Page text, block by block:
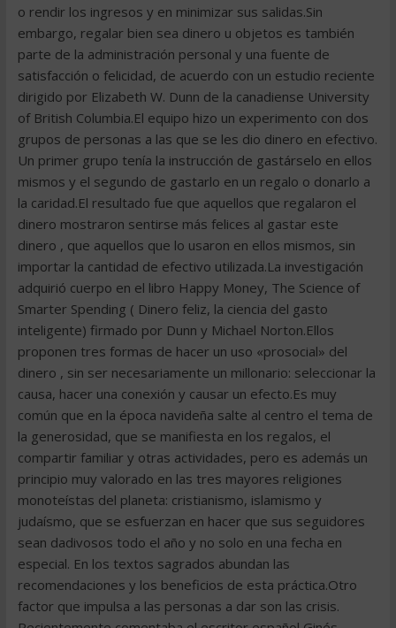
o rendir los ingresos y en minimizar sus salidas.Sin
embargo, regalar bien sea dinero u objetos es también
parte de la administración personal y una fuente de
satisfacción o felicidad, de acuerdo con un estudio reciente
dirigido por Elizabeth W. Dunn de la canadiense University
of British Columbia.El equipo hizo un experimento con dos
grupos de personas a las que se les dio dinero en efectivo.
Un primer grupo tenía la instrucción de gastárselo en ellos
mismos y el segundo de gastarlo en un regalo o donarlo a
la caridad.El resultado fue que aquellos que regalaron el
dinero mostraron sentirse más felices al gastar este
dinero , que aquellos que lo usaron en ellos mismos, sin
importar la cantidad de efectivo utilizada.La investigación
adquirió cuerpo en el libro Happy Money, The Science of
Smarter Spending ( Dinero feliz, la ciencia del gasto
inteligente) firmado por Dunn y Michael Norton.Ellos
proponen tres formas de hacer un uso «prosocial» del
dinero , sin ser necesariamente un millonario: seleccionar la
causa, hacer una conexión y causar un efecto.Es muy
común que en la época navideña salte al centro el tema de
la generosidad, que se manifiesta en los regalos, el
compartir familiar y otras actividades, pero es además un
principio muy valorado en las tres mayores religiones
monoteístas del planeta: cristianismo, islamismo y
judaísmo, que se esfuerzan en hacer que sus seguidores
sean dadivosos todo el año y no solo en una fecha en
especial. En los textos sagrados abundan las
recomendaciones y los beneficios de esta práctica.Otro
factor que impulsa a las personas a dar son las crisis.